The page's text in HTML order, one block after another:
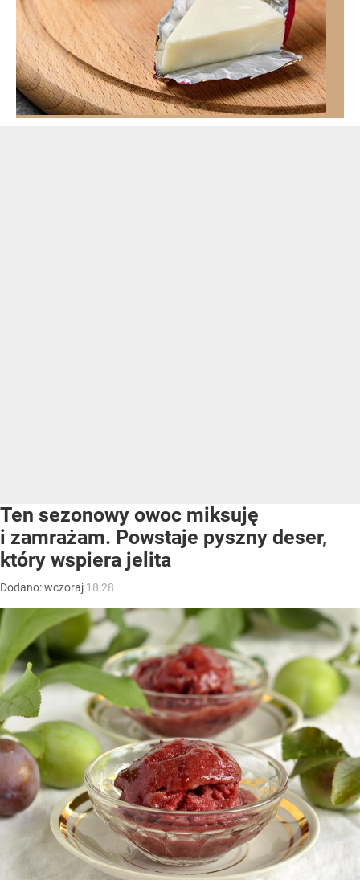
Ten sezonowy owoc miksuję
i zamrażam. Powstaje pyszny deser,
który wspiera jelita
Dodano:wczoraj 18:28